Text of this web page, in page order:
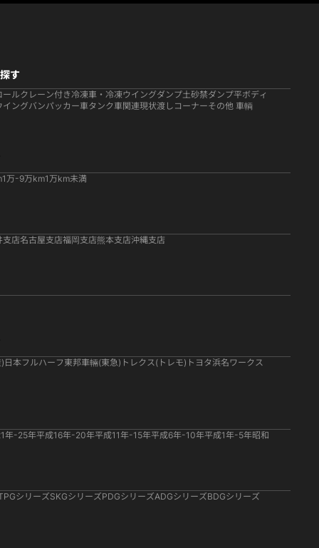
す
ールクレーン付き 冷凍車・冷凍ウイングダンプ土砂禁ダンプ平ボディ
イングバンパッカー車タンク車関連現状渡しコーナーその他 車輌
1万-9万km1万km未満
支店名古屋支店福岡支店熊本支店沖縄支店
日本フルハーフ 東邦車輛(東急) トレクス(トレモ) トヨタ浜名ワークス
年-25年平成16年-20年平成11年-15年平成6年-10年平成1年-5年昭和
シリーズSKGシリーズPDGシリーズADGシリーズBDGシリーズ